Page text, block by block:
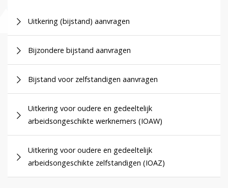
Uitkering (bijstand) aanvragen
Bijzondere bijstand aanvragen
Bijstand voor zelfstandigen aanvragen
Uitkering voor oudere en gedeeltelijk
arbeidsongeschikte werknemers (IOAW)
Uitkering voor oudere en gedeeltelijk
arbeidsongeschikte zelfstandigen (IOAZ)